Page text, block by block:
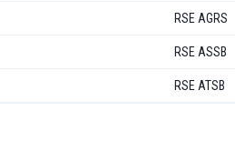
RSE AGRS
RSE ASSB
RSE ATSB